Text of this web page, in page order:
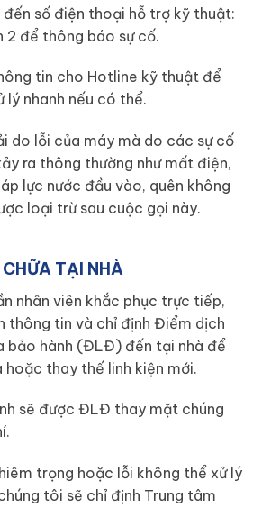
đến số điện thoại hỗ trợ kỹ thuật:
2 để thông báo sự cố.
tin cho Hotline kỹ thuật để
lý nhanh nếu có thể.
do lỗi của máy mà do các sự cố
ra thông thường như mất điện,
lực nước đầu vào, quên không
loại trừ sau cuộc gọi này.
TẠI NHÀ
nhân viên khắc phục trực tiếp,
thông tin và chỉ định Điểm dịch
bảo hành (ĐLĐ) đến tại nhà để
hoặc thay thế linh kiện mới.
sẽ được ĐLĐ thay mặt chúng
trọng hoặc lỗi không thể xử lý
tôi sẽ chỉ định Trung tâm